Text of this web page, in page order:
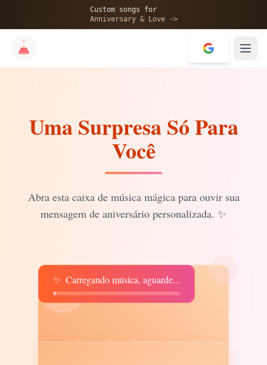
Custom songs for
Anniversary & Love ->
Uma Surpresa Só Para
Você
Abra esta caixa de música mágica para ouvir sua
mensagem de aniversário personalizada. ✨
♫
✨ Carregando música, aguarde...